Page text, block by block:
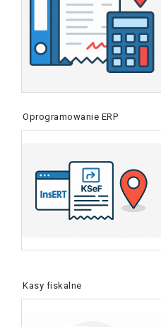
Oprogramowanie ERP
Kasy fiskalne